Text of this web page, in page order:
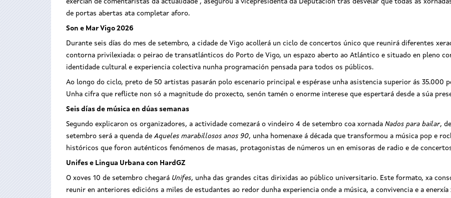
exercían de comentaristas da actualidade”, asegurou a vicepresidenta da Deputación tras desvelar que todas as
de portas abertas ata completar aforo.
Son e Mar Vigo 2026
Durante seis días do mes de setembro, a cidade de Vigo acollerá un ciclo de concertos único que reunirá diferentes
contorna privilexiada: o peirao de transatlánticos do Porto de Vigo, un espazo aberto ao Atlántico e situado en pleno
identidade cultural e experiencia colectiva nunha programación pensada para todos os públicos.
Ao longo do ciclo, preto de 50 artistas pasarán polo escenario principal e espérase unha asistencia superior ás 35.000
Unha cifra que reflicte non só a magnitude do proxecto, senón tamén o enorme interese que espertará desde a súa
Seis días de música en dúas semanas
Segundo explicaron os organizadores, a actividade comezará o vindeiro 4 de setembro coa xornada Nados para bailar,
setembro será a quenda deAqueles marabillosos anos 90, unha homenaxe á década que transformou a música pop e
históricos que foron auténticos fenómenos de masas, protagonistas de números un en emisoras de radio e de
Unifes e Lingua Urbana con HardGZ
O xoves 10 de setembro chegará Unifes, unha das grandes citas dirixidas ao público universitario. Este formato, xa
reunir en anteriores edicións a miles de estudantes ao redor dunha experiencia onde a música, a convivencia e a